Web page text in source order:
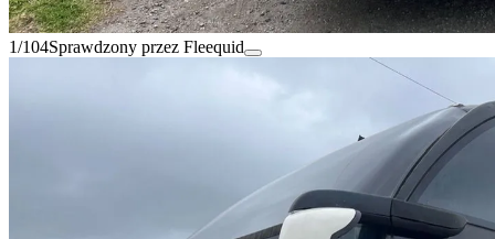
1/104Sprawdzony przez Fleequid